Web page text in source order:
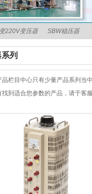
220V变压器 SBW稳压器
列
品栏目中心只有少量产品系列当
找到适合您参数的产品，请于客